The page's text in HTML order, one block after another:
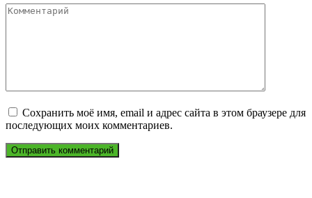
Комментарий
Сохранить моё имя, email и адрес сайта в этом браузере для
последующих моих комментариев.